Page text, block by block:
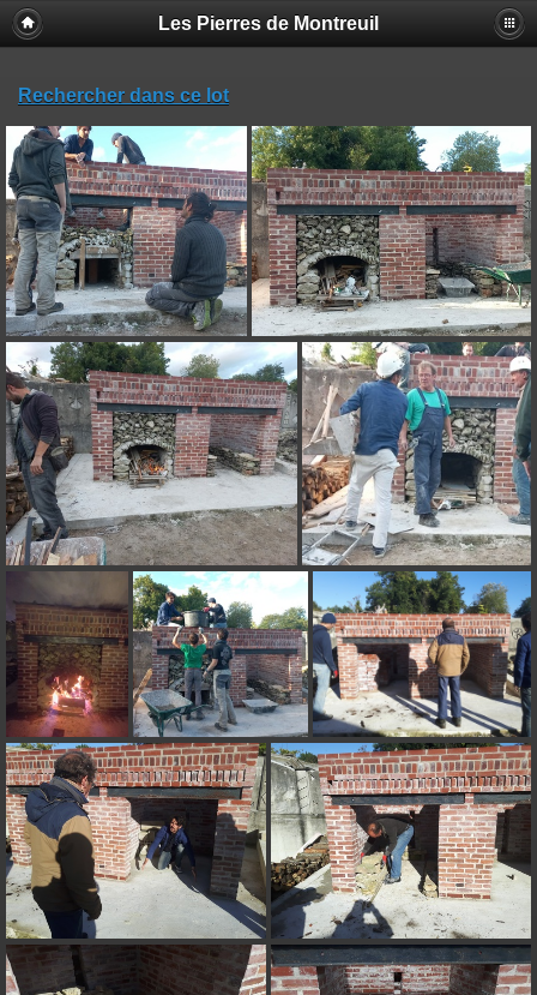
Les Pierres de Montreuil
Rechercher dans ce lot